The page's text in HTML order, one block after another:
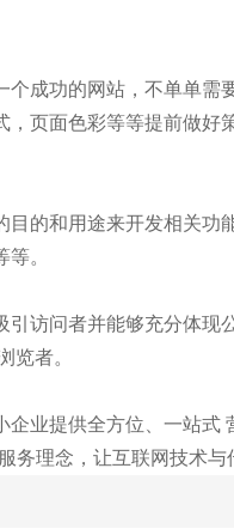
成功的网站，不单单需
页面色彩等等提前做
目的和用途来开发相关
。
访问者并能够充分体
览者。
企业提供全方位、一站式
务理念，让互联网技术